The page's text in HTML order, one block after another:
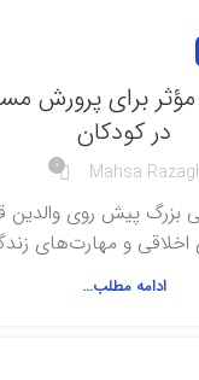
مؤثر برای پرورش
در کودکان
Mahsa
0
بزرگ پیش روی والدین
و مهارت‌های
ادامه مطلب...